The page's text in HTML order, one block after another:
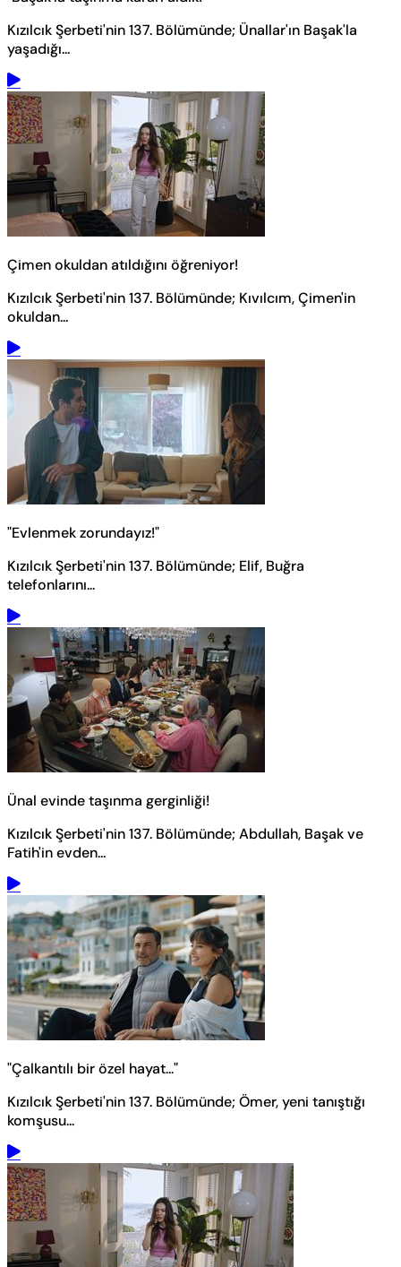
Kızılcık Şerbeti'nin 137. Bölümünde; Ünallar'ın Başak'la
yaşadığı...
Çimen okuldan atıldığını öğreniyor!
Kızılcık Şerbeti'nin 137. Bölümünde; Kıvılcım, Çimen'in
okuldan...
"Evlenmek zorundayız!"
Kızılcık Şerbeti'nin 137. Bölümünde; Elif, Buğra
telefonlarını...
Ünal evinde taşınma gerginliği!
Kızılcık Şerbeti'nin 137. Bölümünde; Abdullah, Başak ve
Fatih'in evden...
"Çalkantılı bir özel hayat..."
Kızılcık Şerbeti'nin 137. Bölümünde; Ömer, yeni tanıştığı
komşusu...